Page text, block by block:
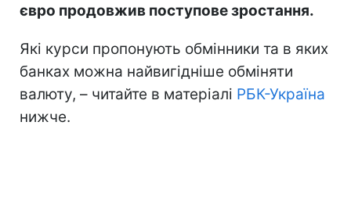
євро продовжив поступове зростання.
Які курси пропонують обмінники та в яких
банках можна найвигідніше обміняти
валюту, – читайте в матеріалі РБК-Україна
нижче.